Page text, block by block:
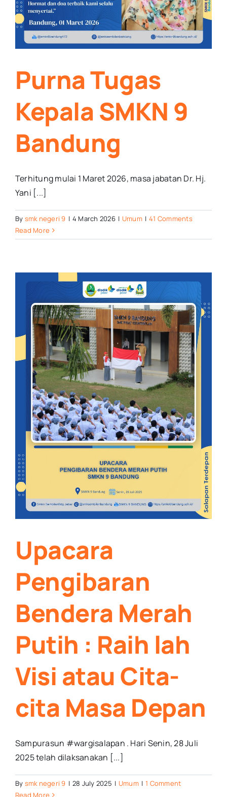
Purna Tugas
Kepala SMKN 9
Bandung
Terhitung mulai 1 Maret 2026, masa jabatan Dr. Hj.
Yani [...]
By smk negeri 9 | 4 March 2026 | Umum | 41 Comments
Read More
Upacara
Pengibaran
Bendera Merah
Putih : Raih lah
Visi atau Cita-
cita Masa Depan
Sampurasun #wargisalapan . Hari Senin, 28 Juli
2025 telah dilaksanakan [...]
By smk negeri 9 | 28 July 2025 | Umum | 1 Comment
Read More